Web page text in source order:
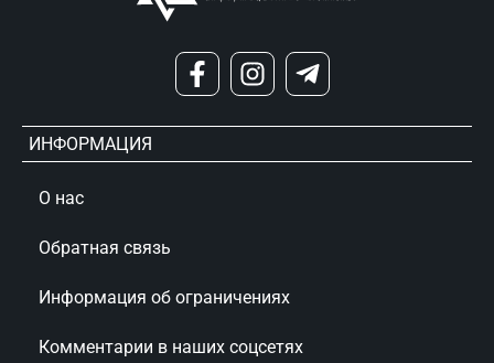
ИНФОРМАЦИЯ
О нас
Обратная связь
Информация об ограничениях
Комментарии в наших соцсетях